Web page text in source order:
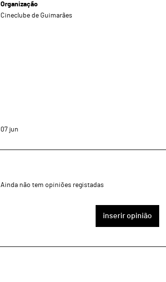
Organização
Cineclube de Guimarães
07 jun
Ainda não tem opiniões registadas
inserir opinião